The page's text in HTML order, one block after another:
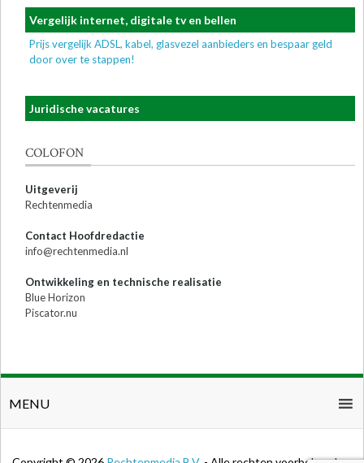
Vergelijk internet, digitale tv en bellen
Prijs vergelijk ADSL, kabel, glasvezel aanbieders en bespaar geld
door over te stappen!
Juridische vacatures
COLOFON
Uitgeverij
Rechtenmedia
Contact Hoofdredactie
info@rechtenmedia.nl
Ontwikkeling en technische realisatie
Blue Horizon
Piscator.nu
MENU